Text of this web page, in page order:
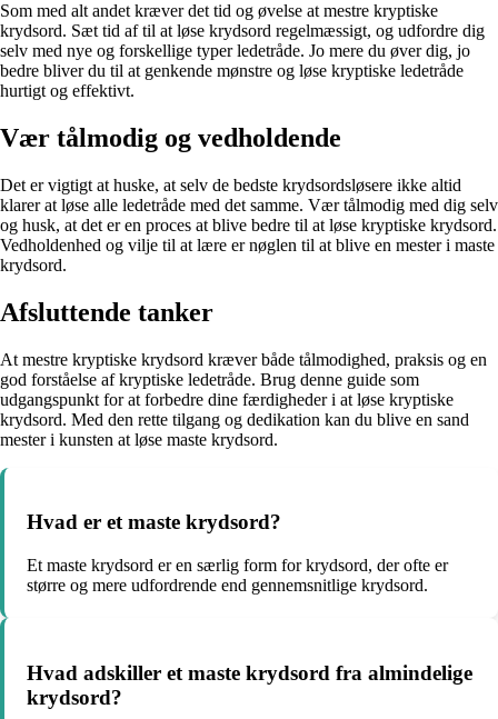
Som med alt andet kræver det tid og øvelse at mestre kryptiske
krydsord. Sæt tid af til at løse krydsord regelmæssigt, og udfordre dig
selv med nye og forskellige typer ledetråde. Jo mere du øver dig, jo
bedre bliver du til at genkende mønstre og løse kryptiske ledetråde
hurtigt og effektivt.
Vær tålmodig og vedholdende
Det er vigtigt at huske, at selv de bedste krydsordsløsere ikke altid
klarer at løse alle ledetråde med det samme. Vær tålmodig med dig selv
og husk, at det er en proces at blive bedre til at løse kryptiske krydsord.
Vedholdenhed og vilje til at lære er nøglen til at blive en mester i maste
krydsord.
Afsluttende tanker
At mestre kryptiske krydsord kræver både tålmodighed, praksis og en
god forståelse af kryptiske ledetråde. Brug denne guide som
udgangspunkt for at forbedre dine færdigheder i at løse kryptiske
krydsord. Med den rette tilgang og dedikation kan du blive en sand
mester i kunsten at løse maste krydsord.
Hvad er et maste krydsord?
Et maste krydsord er en særlig form for krydsord, der ofte er
større og mere udfordrende end gennemsnitlige krydsord.
Hvad adskiller et maste krydsord fra almindelige
krydsord?